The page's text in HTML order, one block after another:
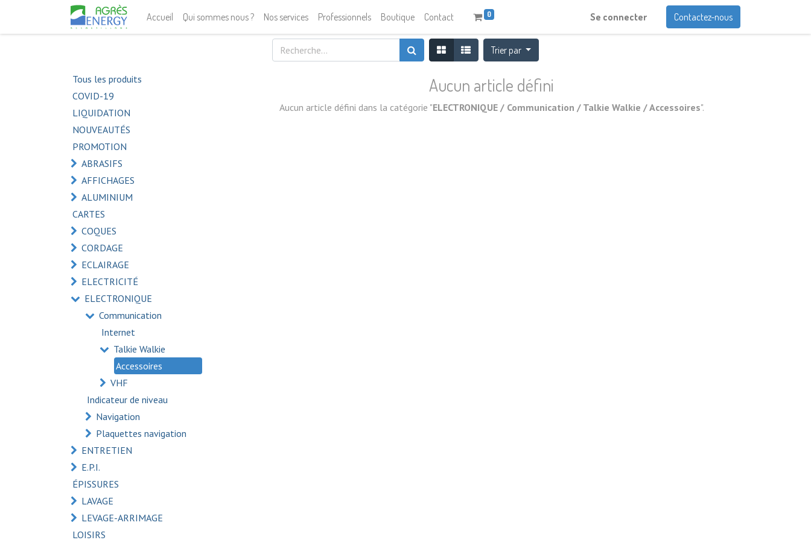
Accueil Qui sommes nous ? Nos services Professionnels Boutique Contact 0 Se connecter Contactez-nous
Trier par
Tous les produits
COVID-19
LIQUIDATION
NOUVEAUTÉS
PROMOTION
ABRASIFS
AFFICHAGES
ALUMINIUM
CARTES
COQUES
CORDAGE
ECLAIRAGE
ELECTRICITÉ
ELECTRONIQUE
Communication
Internet
Talkie Walkie
Accessoires
VHF
Indicateur de niveau
Navigation
Plaquettes navigation
ENTRETIEN
E.P.I.
ÉPISSURES
LAVAGE
LEVAGE-ARRIMAGE
LOISIRS
Aucun article défini
Aucun article défini dans la catégorie "ELECTRONIQUE / Communication / Talkie Walkie / Accessoires".